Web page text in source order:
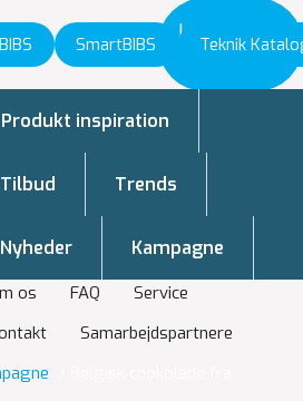
SmartBIBS Teknik
Inspiration
til vækst
os FAQ
Service
Samarbejdspartnere
Produkt inspiration
Tilbud Trends
Nyheder Kampagne